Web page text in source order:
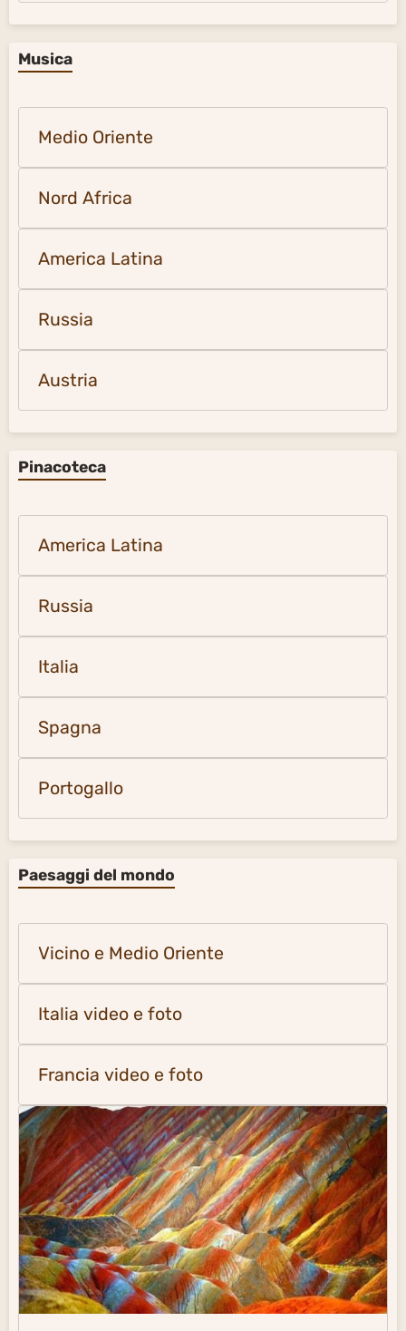
Musica
Medio Oriente
Nord Africa
America Latina
Russia
Austria
Pinacoteca
America Latina
Russia
Italia
Spagna
Portogallo
Paesaggi del mondo
Vicino e Medio Oriente
Italia video e foto
Francia video e foto